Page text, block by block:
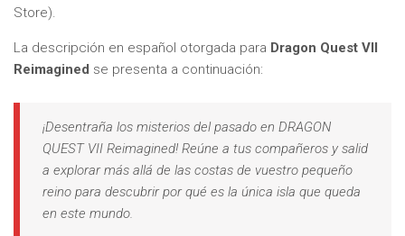
Store).
La descripción en español otorgada para Dragon Quest VII
Reimagined se presenta a continuación:
¡Desentraña los misterios del pasado en DRAGON
QUEST VII Reimagined! Reúne a tus compañeros y salid
a explorar más allá de las costas de vuestro pequeño
reino para descubrir por qué es la única isla que queda
en este mundo.